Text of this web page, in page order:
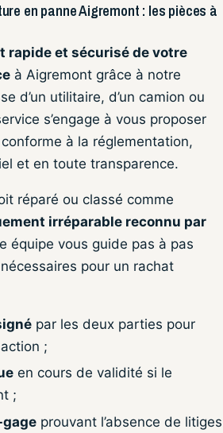
en panne Aigremont : les pièces à
rapide et sécurisé de votre
à Aigremont grâce à notre
d’un utilitaire, d’un camion ou
s’engage à vous proposer
à la réglementation,
et en toute transparence.
réparé ou classé comme
irréparable reconnu par
équipe vous guide pas à pas
pour un rachat
par les deux parties pour
;
en cours de validité si le
;
prouvant l’absence de litiges